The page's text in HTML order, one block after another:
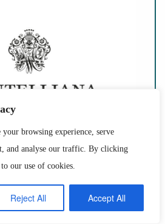
your browsing experience, serve
and analyse our traffic. By clicking
our use of cookies.
Reject All Accept All
Montelliana